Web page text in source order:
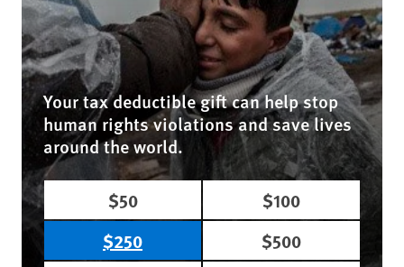
Your tax deductible gift can help stop
human rights violations and save lives
around the world.
$50
$100
$250
$500